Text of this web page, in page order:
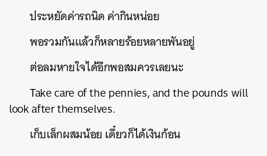
ประหยัดค่ารถนิดค่ากินหน่อย
พอรวมกันแล้วก็หลายร้อยหลายพันอยู่
ต่อลมหายใจได้อีกพอสมควรเลยนะ
Take care of the pennies, and the pounds will
look after themselves.
เก็บเล็กผสมน้อยเดี๋ยวก็ได้เงินก้อน